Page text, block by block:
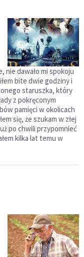
nie dawało mi spokoju
bite dwie godziny i
staruszka, który
z pokręconym
pamięci w okolicach
się, że szukam w złej
po chwili przypomnieć
kilka lat temu w